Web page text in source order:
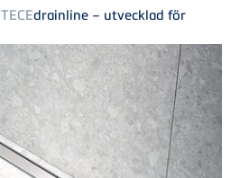
TECEdrainline – utvecklad för